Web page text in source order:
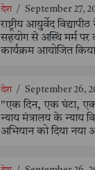
देश / September 27,
राष्ट्रीय आयुर्वेद
सहयोग से अस्थि मर्म पर
कार्यक्रम आयोजित किया
देश / September 26,
"एक दिन, एक घंटा,
न्याय मंत्रालय के न्याय
अभियान को दिया नया